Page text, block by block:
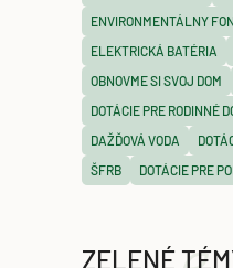
ENVIRONMENTÁLNY
ELEKTRICKÁ BATÉRIA
OBNOVME SI SVOJ DOM
DOTÁCIE PRE RODINNÉ
DAŽĎOVÁ VODA
ŠFRB
DOTÁCIE PRE
ZELENÉ